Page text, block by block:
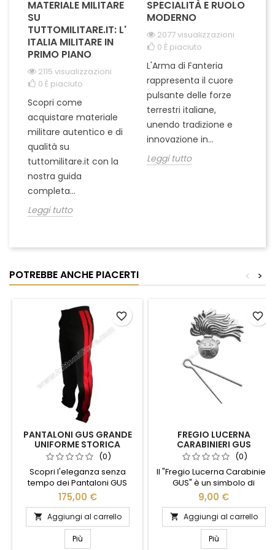
MATERIALE MILITARE
SU
TUTTOMILITARE.IT: L'
ITALIA MILITARE IN
PRIMO PIANO
2115 visualizzazioni
0 È piaciuto
Scopri come
acquistare materiale
militare autentico e di
qualità su
tuttomilitare.it con la
nostra guida
completa...
Leggi tutto
SPECIALITÀ E RUOLO
MODERNO
2077 visualizzazioni
0 È piaciuto
L'Arma di Fanteria
rappresenta il cuore
pulsante delle forze
terrestri italiane,
unendo tradizione e
innovazione in...
Leggi tutto
POTREBBE ANCHE PIACERTI >
<
PANTALONI GUS GRANDE
UNIFORME STORICA
CARABINIERI(0)
Scopri l'eleganza senza
tempo dei Pantaloni GUS
Grande Uniforme Storica
Carabinieri. Realizzati con
materiali di alta qualità,
questi pantaloni incarnano la
tradizione e il prestigio
175,00 €
 Aggiungi al carrello
Più
favorite_border
FREGIO LUCERNA
CARABINIERI GUS
(0)
Il "Fregio Lucerna Carabinieri
GUS" è un simbolo di
prestigio e tradizione,
perfetto per chi desidera
onorare l'illustre storia dei
Carabinieri. Realizzato con
materiali di alta qualità,
9,00 €
 Aggiungi al carrello
Più
favorite_border